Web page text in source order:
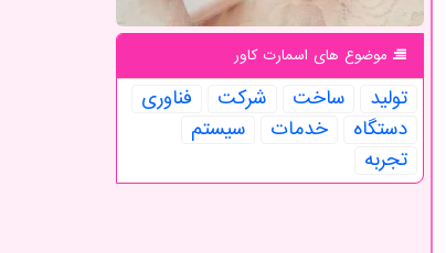
موضوع های اسمارت كاور
تولید ساخت شركت
فناوری
دستگاه
خدمات
سیستم
تجربه